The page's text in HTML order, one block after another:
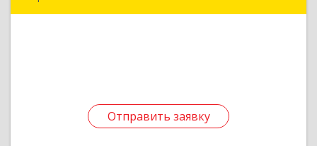
Отправить заявку
Отправить заявку